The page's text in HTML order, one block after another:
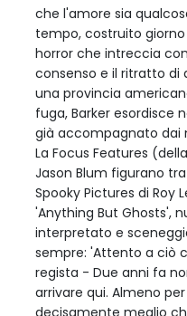
che l'amore sia
tempo, costruito
horror che intreccia
consenso e il ritratto di
una provincia
fuga, Barker esordisce
già accompagnato dai
La Focus Features
Jason Blum figurano
Spooky Pictures di Roy
'Anything But Ghosts',
interpretato e
sempre: 'Attento a ciò
regista - Due anni fa
arrivare qui. Almeno